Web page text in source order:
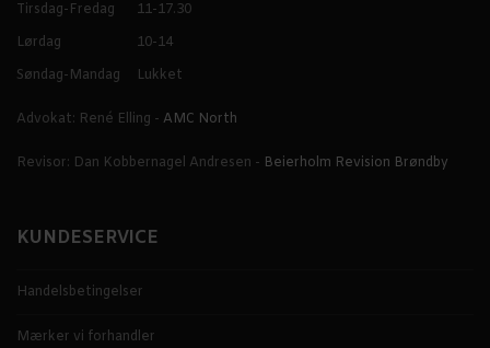
Tirsdag-Fredag
11-17.30
Lørdag
10-14
Søndag-Mandag
Lukket
Advokat: René Elling - AMC North
Revisor: Dan Kobbernagel Andresen - Beierholm Revision Brøndby
KUNDESERVICE
Handelsbetingelser
Mærker vi forhandler